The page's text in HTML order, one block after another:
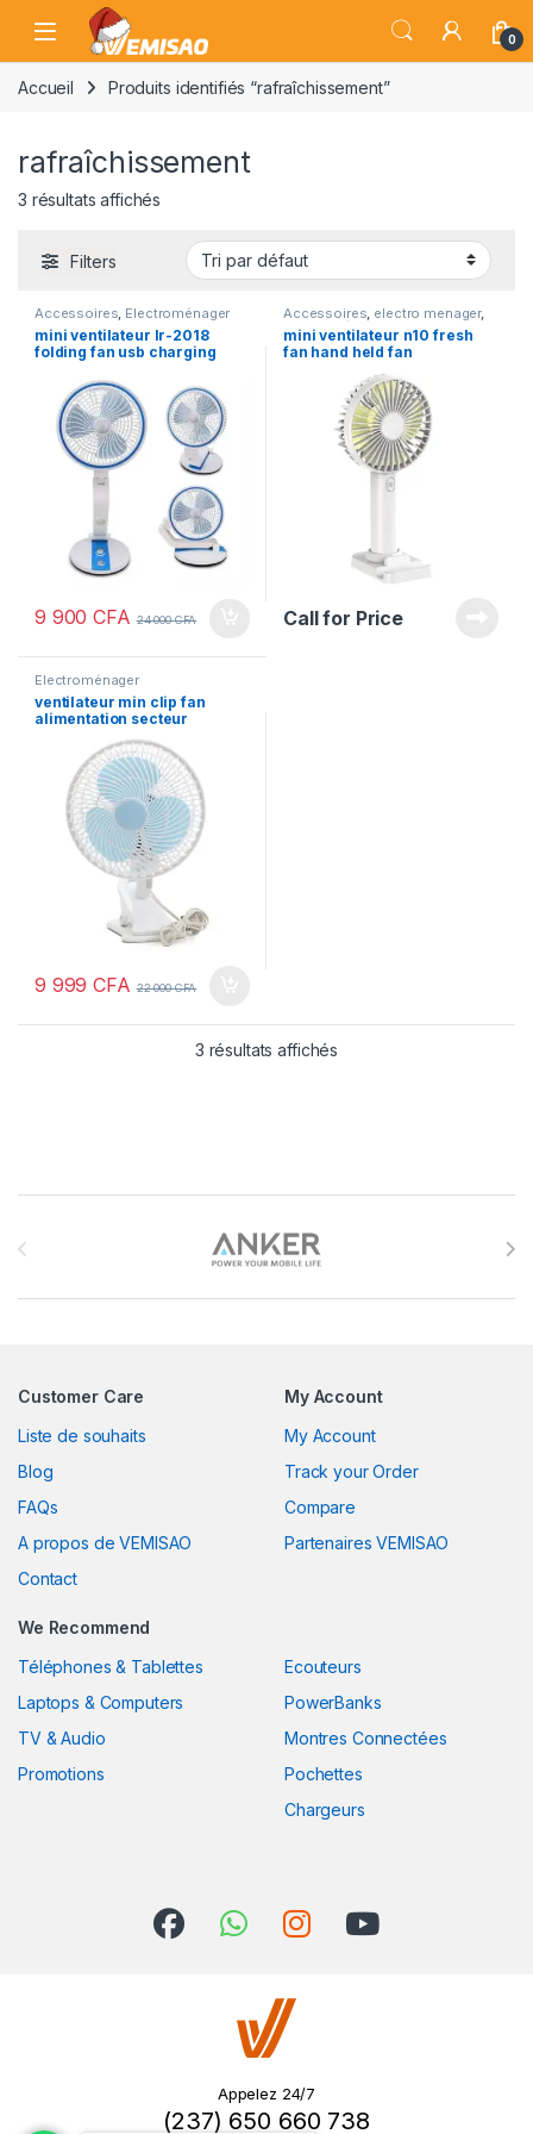
Skip to navigation
Skip to content
Open 0
Accueil Produits identifiés “rafraîchissement”
rafraîchissement
3 résultats affichés
Filters
Accessoires Electroménager
mini ventilateur lr-2018
folding fan usb charging
9 900CFA 24 000CFA
Accessoires electro menager,
Electroménager
mini ventilateur n10 fresh
fan hand held fan
Call for Price
Electroménager
ventilateur min clip fan
alimentation secteur
9 999CFA 22 000CFA
3 résultats affichés
Customer Care
Liste de souhaits
Blog
FAQs
A propos de VEMISAO
Contact
My Account
My Account
Track your Order
Compare
Partenaires VEMISAO
We Recommend
Téléphones & Tablettes
Laptops & Computers
TV & Audio
Promotions
Ecouteurs
PowerBanks
Montres Connectées
Pochettes
Chargeurs
Appelez 24/7
(237) 650 660 738